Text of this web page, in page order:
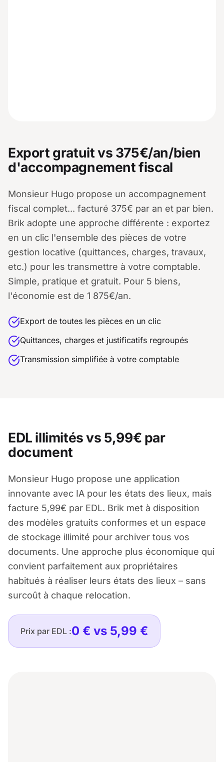
Export gratuit vs 375€/an/bien
d'accompagnement fiscal
Monsieur Hugo propose un accompagnement
fiscal complet... facturé 375€ par an et par bien.
Brik adopte une approche différente : exportez
en un clic l'ensemble des pièces de votre
gestion locative (quittances, charges, travaux,
etc.) pour les transmettre à votre comptable.
Simple, pratique et gratuit. Pour 5 biens,
l'économie est de 1 875€/an.
Export de toutes les pièces en un clic
Quittances, charges et justificatifs regroupés
Transmission simplifiée à votre comptable
EDL illimités vs 5,99€ par
document
Monsieur Hugo propose une application
innovante avec IA pour les états des lieux, mais
facture 5,99€ par EDL. Brik met à disposition
des modèles gratuits conformes et un espace
de stockage illimité pour archiver tous vos
documents. Une approche plus économique qui
convient parfaitement aux propriétaires
habitués à réaliser leurs états des lieux – sans
surcoût à chaque relocation.
Prix par EDL :0 € vs 5,99 €